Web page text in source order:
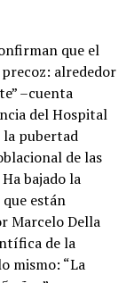
que el
precoz: alrededor
–cuenta
del Hospital
pubertad
de las
bajado la
están
Marcelo Della
de la
mismo: “La